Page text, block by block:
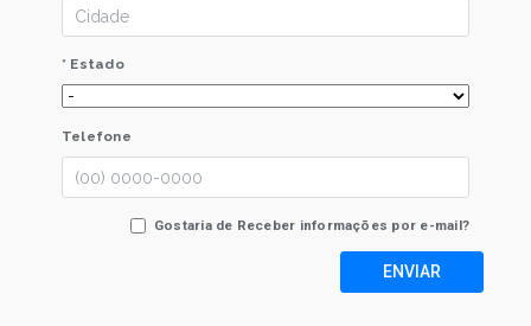
* Estado
Telefone
Gostaria de Receber informações por e-mail?
ENVIAR